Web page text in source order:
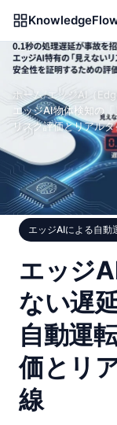
ホーム/エッジAI（
エッジAI物体検知の
リスク評価とリアル
エッジAIによる自動
エッジ
ない遅
自動運
価とリ
線